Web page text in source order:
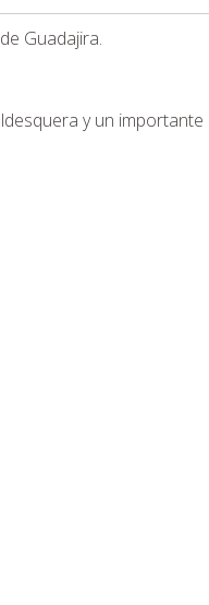
Guadajira.
y un importante